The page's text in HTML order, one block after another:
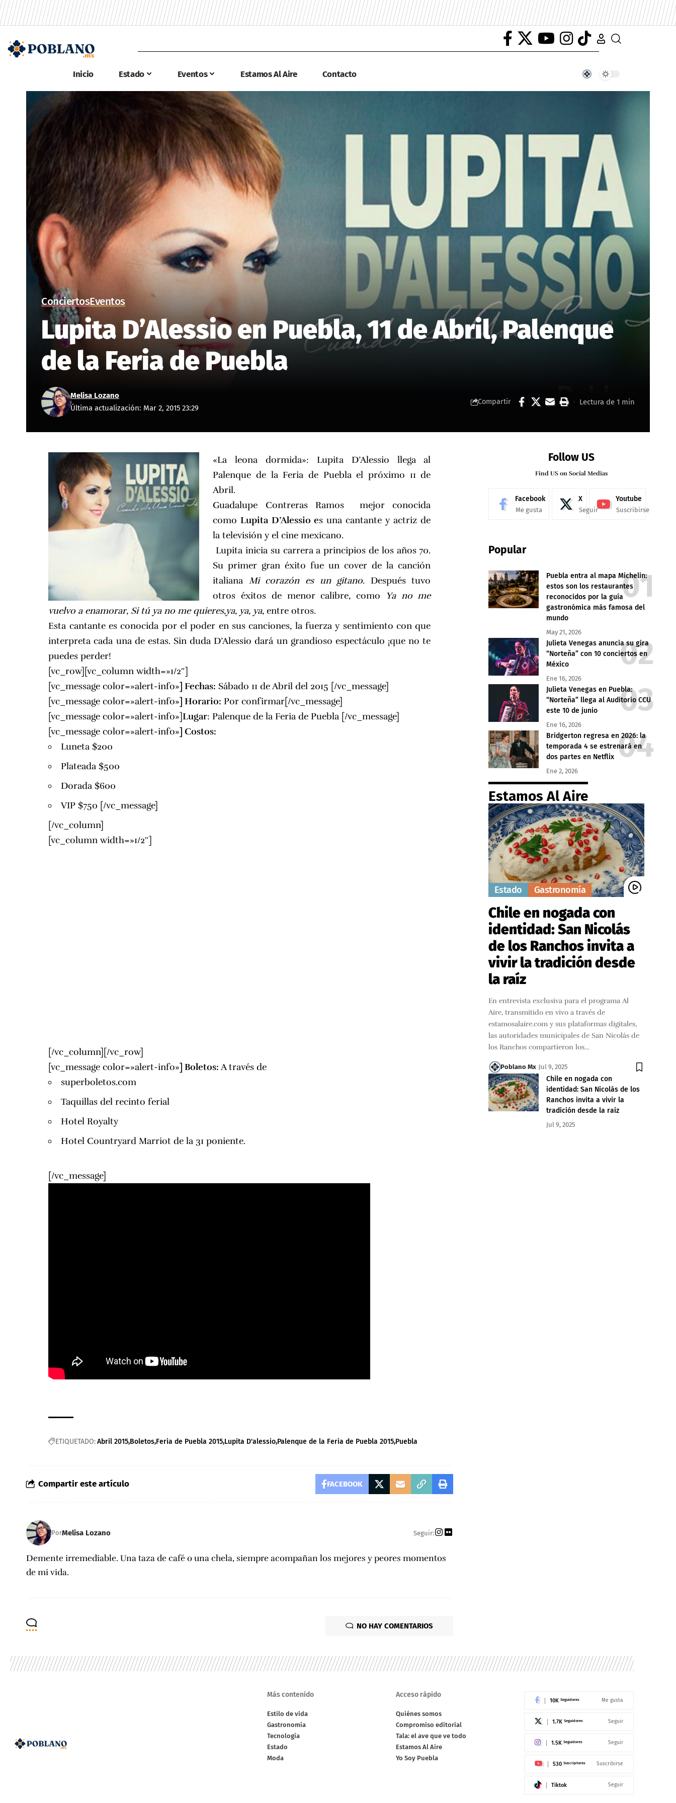
Inicio Estado Eventos Estamos Al Aire Contacto
ConciertosEventos
Lupita D’Alessio en Puebla, 11 de Abril, Palenque
de la Feria de Puebla
Última actualización: Mar 2, 2015 23:29
Melisa Lozano
Compartir Lectura de 1 min
«La leona dormida»: Lupita D’Alessio llega al
Palenque de la Feria de Puebla el próximo 11 de
Abril.
Guadalupe Contreras Ramos mejor conocida
comoLupita D’Alessio es una cantante y actriz de
la televisión y el cine mexicano.
Lupita inicia su carrera a principios de los años 70.
Su primer gran éxito fue un cover de la canción
italiana Mi corazón es un gitano. Después tuvo
otros éxitos de menor calibre, como Ya no me
vuelvo a enamorar, Si tú ya no me quieres,ya, ya, ya, entre otros.
Esta cantante es conocida por el poder en sus canciones, la fuerza y sentimiento con que
interpreta cada una de estas. Sin duda D’Alessio dará un grandioso espectáculo ¡que no te
puedes perder!
[vc_row][vc_column width=»1/2″]
[vc_message color=»alert-info»]Fechas: Sábado 11 de Abril del 2015 [/vc_message]
[vc_message color=»alert-info»]Horario: Por confirmar[/vc_message]
[vc_message color=»alert-info»]Lugar:Palenque de la Feria de Puebla [/vc_message]
[vc_message color=»alert-info»]Costos:
Luneta $200
Plateada $500
Dorada $600
VIP $750 [/vc_message]
[/vc_column]
[vc_column width=»1/2″]
[/vc_column][/vc_row]
[vc_message color=»alert-info»]Boletos:A través de
superboletos.com
Taquillas del recinto ferial
Hotel Royalty
Hotel Countryard Marriot de la 31 poniente.
[/vc_message]
ETIQUETADO:Abril 2015 Boletos Feria de Puebla 2015 Lupita D'alessio Palenque de la Feria de Puebla 2015 Puebla
Compartir este artículo FACEBOOK
PorMelisa Lozano Seguir:
Demente irremediable. Una taza de café o una chela, siempre acompañan los mejores y peores momentos
de mi vida.
NO HAY COMENTARIOS
Follow US
Find US on Social Medias
Facebook
Me gusta
X
Seguir
Youtube
Suscribirse
Popular
Puebla entra al mapa Michelin:
estos son los restaurantes
reconocidos por la guía
gastronómica más famosa del
mundo
May 21, 2026
Julieta Venegas anuncia su gira
“Norteña” con 10 conciertos en
México
Ene 16, 2026
Julieta Venegas en Puebla:
“Norteña” llega al Auditorio CCU
este 10 de junio
Ene 16, 2026
Bridgerton regresa en 2026: la
temporada 4 se estrenará en
dos partes en Netflix
Ene 2, 2026
Estamos Al Aire
Estado Gastronomía
Chile en nogada con
identidad: San Nicolás
de los Ranchos invita a
vivir la tradición desde
la raíz
En entrevista exclusiva para el programa Al
Aire, transmitido en vivo a través de
estamosalaire.com y sus plataformas digitales,
las autoridades municipales de San Nicolás de
los Ranchos compartieron los…
Poblano Mx Jul 9, 2025
Chile en nogada con
identidad: San Nicolás de los
Ranchos invita a vivir la
tradición desde la raíz
Jul 9, 2025
Más contenido
Estilo de vida
Gastronomía
Tecnología
Estado
Moda
Acceso rápido
Quiénes somos
Compromiso editorial
Tala: el ave que ve todo
Estamos Al Aire
Yo Soy Puebla
10K Seguidores Me gusta
1.7K Seguidores Seguir
1.5K Seguidores Seguir
530 Suscriptores Suscribirse
Tiktok Seguir